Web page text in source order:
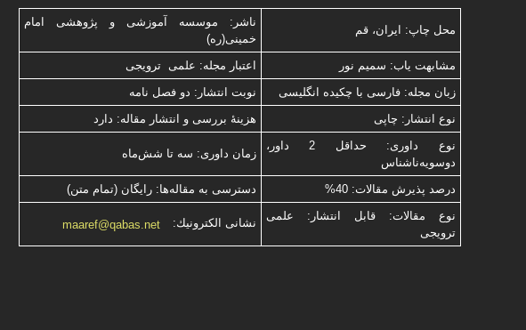
محل چاپ: ایران، قم
ناشر: موسسه آموزشی و پژوهشی امام
خمینی(ره)
مشابهت ياب: سميم نور
اعتبار مجله: علمی ترویجی
زبان مجله: فارسی با چكیده انگلیسی
نوبت انتشار: دو فصل نامه
نوع انتشار: چاپی
هزینۀ بررسی و انتشار مقاله: دارد
نوع داوری: حداقل 2 داور،
دوسویه‌ناشناس
زمان داوری: سه تا شش‌ماه
درصد پذیرش مقالات: 40%
دسترسی به مقاله‌ها: رایگان (تمام متن)
نوع مقالات: قابل انتشار: علمی
ترویجی
نشانی الكترونیك: maaref@qabas.net